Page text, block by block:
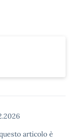
articolo è